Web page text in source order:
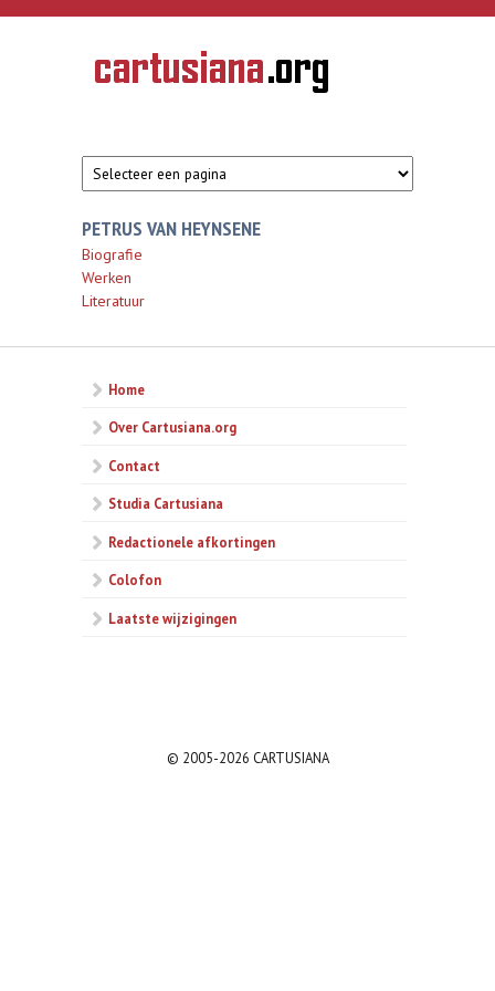
Overslaan en naar de inhoud gaan
CARTUSIANA
Geschiedenis
van de
PETRUS VAN HEYNSENE
Biografie
Werken
Literatuur
Home
Over Cartusiana.org
Contact
Studia Cartusiana
Redactionele afkortingen
Colofon
Laatste wijzigingen
© 2005-2026 CARTUSIANA